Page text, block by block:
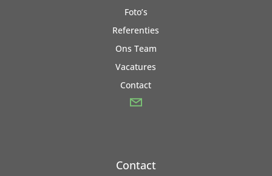
Foto’s
Referenties
Ons Team
Vacatures
Contact
Contact